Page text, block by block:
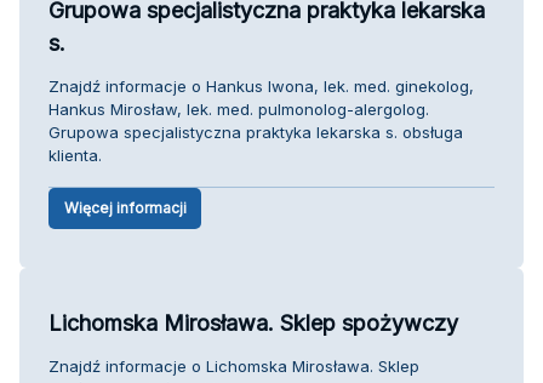
Grupowa specjalistyczna praktyka lekarska
s.
Znajdź informacje o Hankus Iwona, lek. med. ginekolog,
Hankus Mirosław, lek. med. pulmonolog-alergolog.
Grupowa specjalistyczna praktyka lekarska s. obsługa
klienta.
Więcej informacji
Lichomska Mirosława. Sklep spożywczy
Znajdź informacje o Lichomska Mirosława. Sklep